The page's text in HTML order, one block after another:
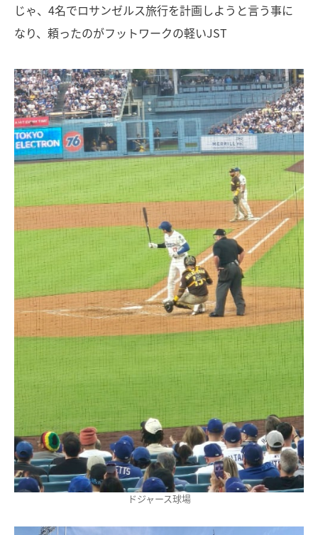
じゃ、4名でロサンゼルス旅行を計画しようと言う事に
なり、頼ったのがフットワークの軽いJST
ドジャース球場